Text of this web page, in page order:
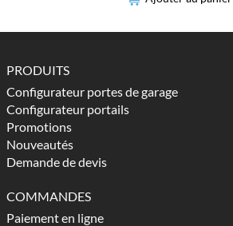
PRODUITS
Configurateur portes de garage
Configurateur portails
Promotions
Nouveautés
Demande de devis
COMMANDES
Paiement en ligne